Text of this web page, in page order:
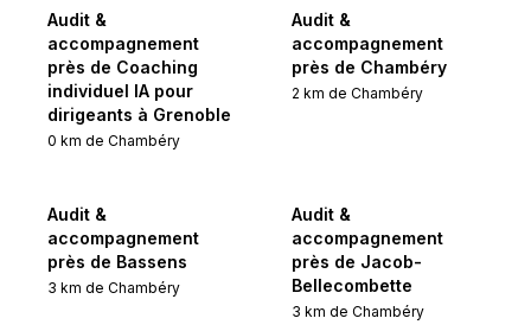
Audit &
accompagnement
près de Coaching
individuel IA pour
dirigeants à Grenoble
0 km de Chambéry
Audit &
accompagnement
près de Chambéry
2 km de Chambéry
Audit &
accompagnement
près de Bassens
3 km de Chambéry
Audit &
accompagnement
près de Jacob-
Bellecombette
3 km de Chambéry